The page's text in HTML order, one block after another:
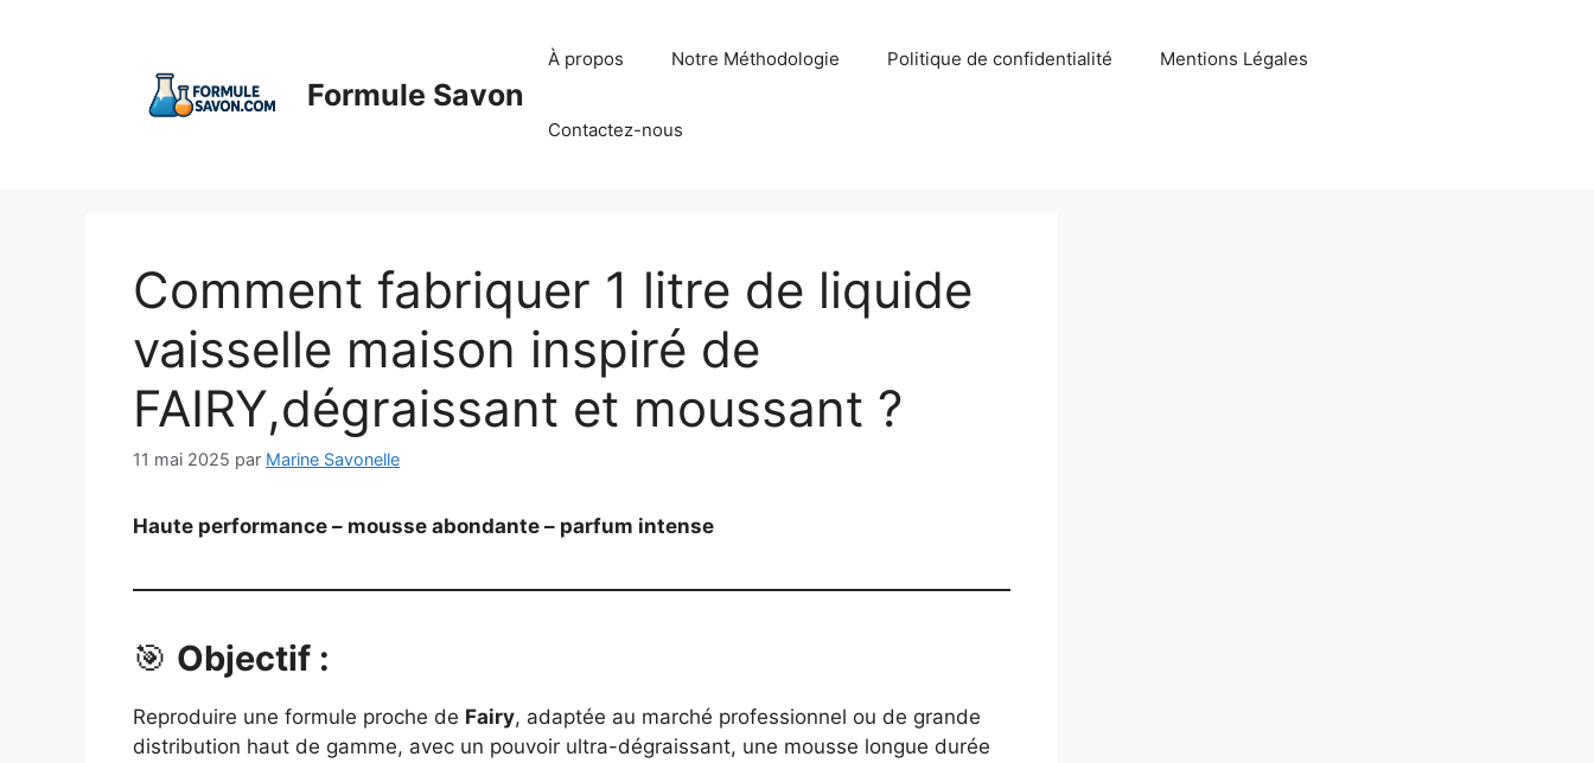
Formule Savon
À propos Notre Méthodologie Politique de confidentialité Mentions Légales
Contactez-nous
Comment fabriquer 1 litre de liquide
vaisselle maison inspiré de
FAIRY,dégraissant et moussant ?
11 mai 2025 par Marine Savonelle
Haute performance – mousse abondante – parfum intense
🎯 Objectif :
Reproduire une formule proche de Fairy, adaptée au marché professionnel ou de grande
distribution haut de gamme, avec un pouvoir ultra-dégraissant, une mousse longue durée